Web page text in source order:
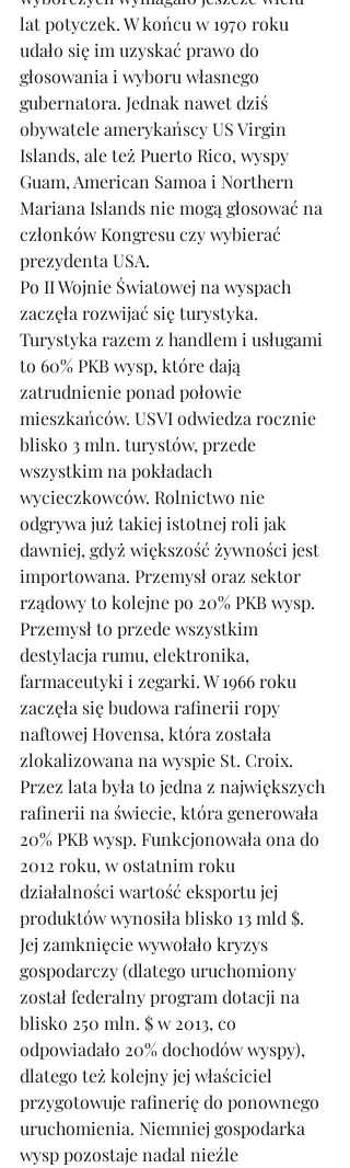
lat potyczek. W końcu w 1970 roku
udało się im uzyskać prawo do
głosowania i wyboru własnego
gubernatora. Jednak nawet dziś
obywatele amerykańscy US Virgin
Islands, ale też Puerto Rico, wyspy
Guam, American Samoa i Northern
Mariana Islands nie mogą głosować na
członków Kongresu czy wybierać
prezydenta USA.
Po II Wojnie Światowej na wyspach
zaczęła rozwijać się turystyka.
Turystyka razem z handlem i usługami
to 60% PKB wysp, które dają
zatrudnienie ponad połowie
mieszkańców. USVI odwiedza rocznie
blisko 3 mln. turystów, przede
wszystkim na pokładach
wycieczkowców. Rolnictwo nie
odgrywa już takiej istotnej roli jak
dawniej, gdyż większość żywności jest
importowana. Przemysł oraz sektor
rządowy to kolejne po 20% PKB wysp.
Przemysł to przede wszystkim
destylacja rumu, elektronika,
farmaceutyki i zegarki. W 1966 roku
zaczęła się budowa rafinerii ropy
naftowej Hovensa, która została
zlokalizowana na wyspie St. Croix.
Przez lata była to jedna z największych
rafinerii na świecie, która generowała
20% PKB wysp. Funkcjonowała ona do
2012 roku, w ostatnim roku
działalności wartość eksportu jej
produktów wynosiła blisko 13 mld $.
Jej zamknięcie wywołało kryzys
gospodarczy (dlatego uruchomiony
został federalny program dotacji na
blisko 250 mln. $ w 2013, co
odpowiadało 20% dochodów wyspy),
dlatego też kolejny jej właściciel
przygotowuje rafinerię do ponownego
uruchomienia. Niemniej gospodarka
wysp pozostaje nadal nieźle